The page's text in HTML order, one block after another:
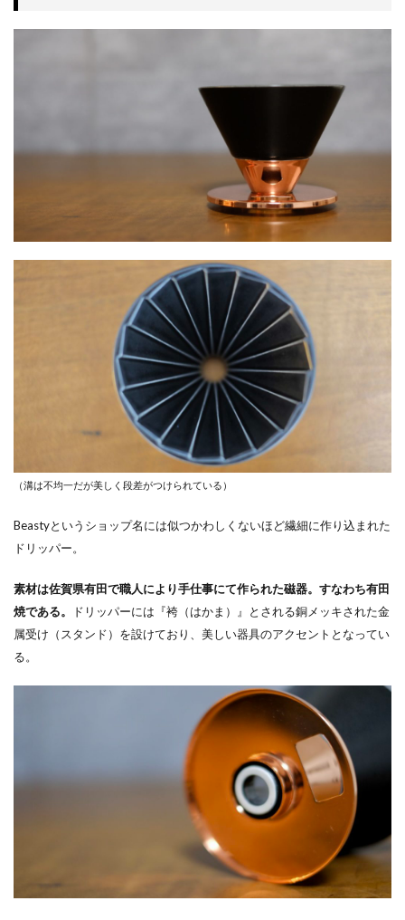
（溝は不均一だが美しく段差がつけられている）
Beastyというショップ名には似つかわしくないほど繊細に作り込まれた
ドリッパー。
素材は佐賀県有田で職人により手仕事にて作られた磁器。すなわち有田
焼である。
ドリッパーには『袴（はかま）』とされる銅メッキされた金
属受け（スタンド）を設けており、美しい器具のアクセントとなってい
る。